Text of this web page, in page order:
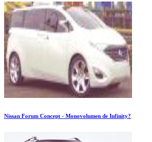
Nissan Forum Concept - Monovolumen de Infinity?